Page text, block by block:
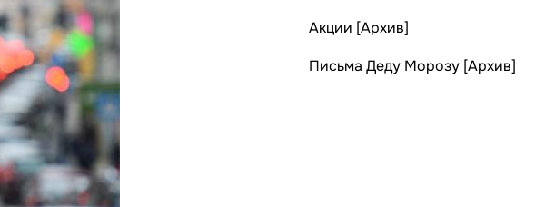
Акции [Архив]
Письма Деду Морозу [Архив]